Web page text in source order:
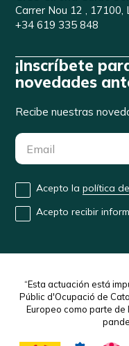
Carrer Nou 12 , 17100,
+34 619 335 848
¡Inscríbete
novedades
Recibe nuestras
Acepto lapolítica
Acepto recibir
“Esta actuación está
Públic d'Ocupació de
Europeo como parte de